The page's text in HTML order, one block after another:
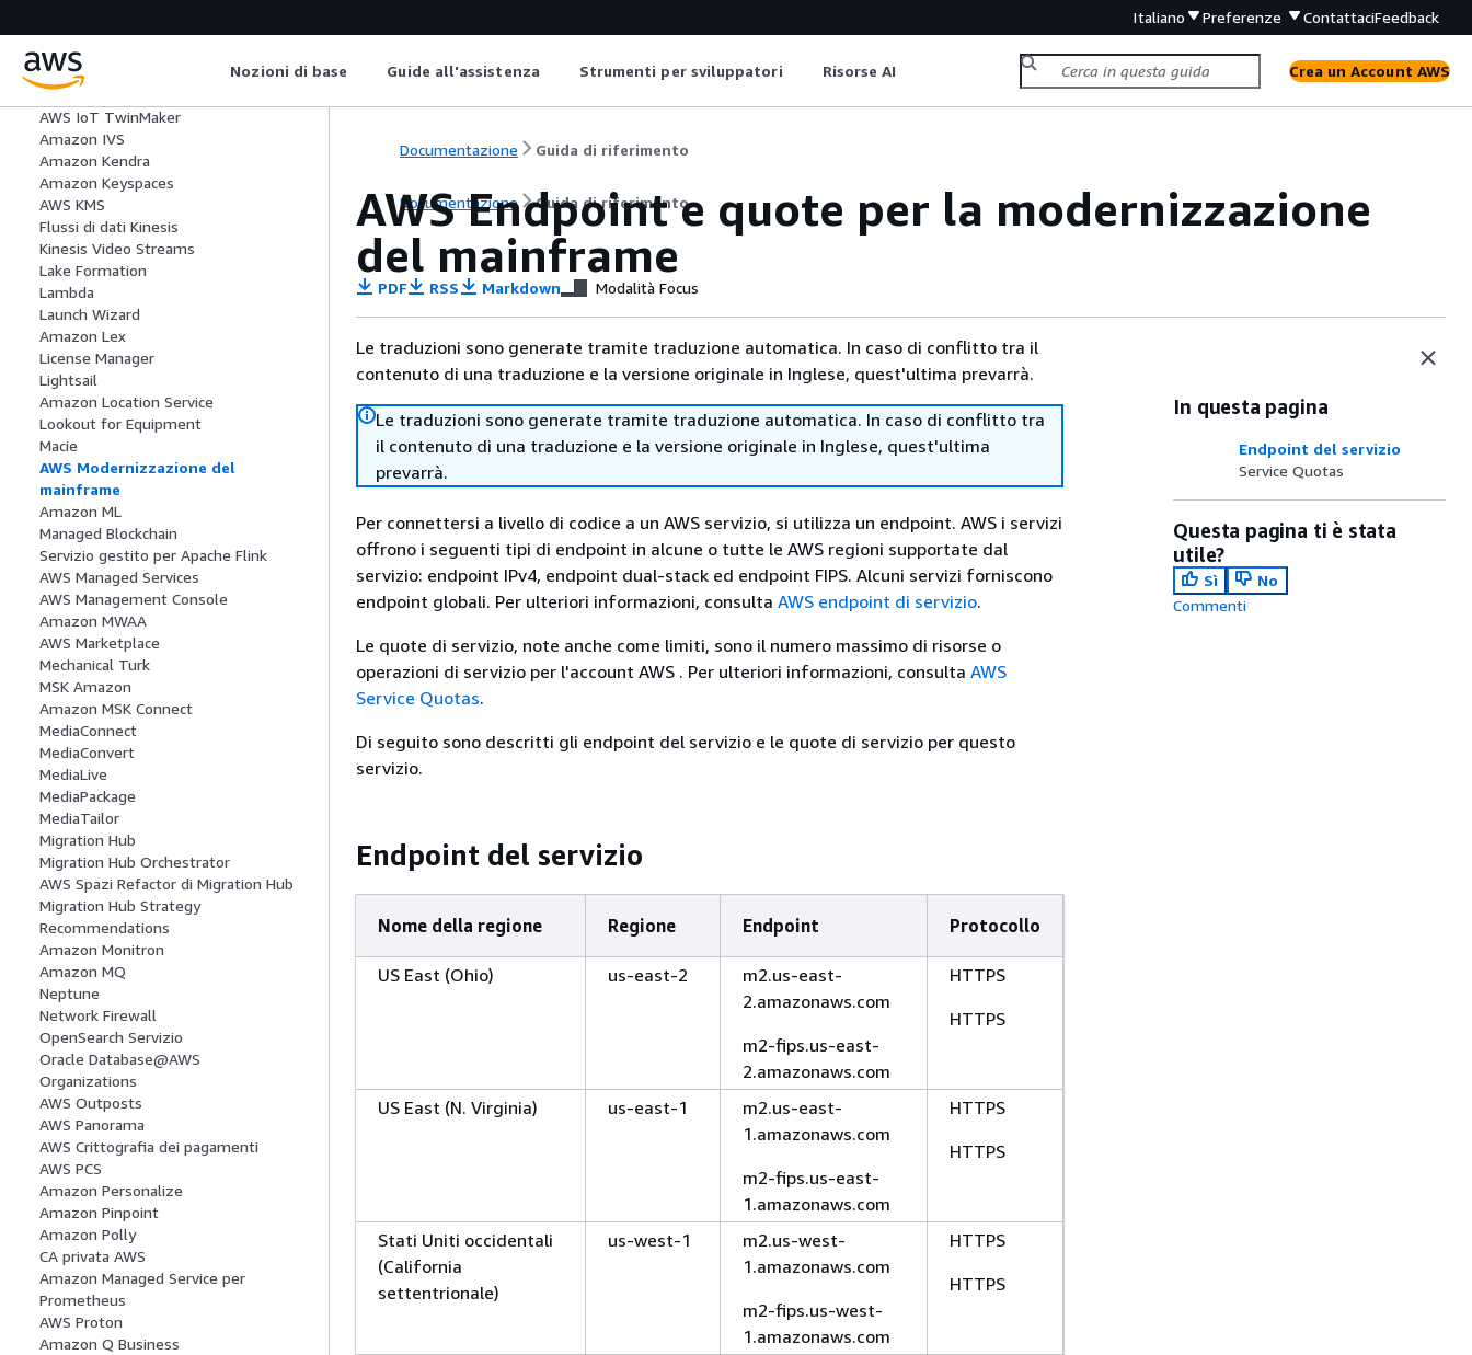
Italiano Preferenze ContattaciFeedback
Nozioni di base Guide all'assistenza Strumenti per sviluppatori Risorse AI Crea un Account AWS
AWS IoT Greengrass V1
AWS IoT Greengrass V2
AWS IoT SiteWise
AWS IoT TwinMaker
Amazon IVS
Amazon Kendra
Amazon Keyspaces
AWS KMS
Flussi di dati Kinesis
Kinesis Video Streams
Lake Formation
Lambda
Launch Wizard
Amazon Lex
License Manager
Lightsail
Amazon Location Service
Lookout for Equipment
Macie
AWS Modernizzazione del
mainframe
Amazon ML
Managed Blockchain
Servizio gestito per Apache Flink
AWS Managed Services
AWS Management Console
Amazon MWAA
AWS Marketplace
Mechanical Turk
MSK Amazon
Amazon MSK Connect
MediaConnect
MediaConvert
MediaLive
MediaPackage
MediaTailor
Migration Hub
Migration Hub Orchestrator
AWS Spazi Refactor di Migration Hub
Migration Hub Strategy
Recommendations
Amazon Monitron
Amazon MQ
Neptune
Network Firewall
OpenSearch Servizio
Oracle Database@AWS
Organizations
AWS Outposts
AWS Panorama
AWS Crittografia dei pagamenti
AWS PCS
Amazon Personalize
Amazon Pinpoint
Amazon Polly
CA privata AWS
Amazon Managed Service per
Prometheus
AWS Proton
Amazon Q Business
Documentazione Guida di riferimento
Documentazione Guida di riferimento
AWS Endpoint e quote per la modernizzazione
del mainframe
PDF RSS Markdown Modalità Focus
Le traduzioni sono generate tramite traduzione automatica. In caso di conflitto tra il
contenuto di una traduzione e la versione originale in Inglese, quest'ultima prevarrà.
Le traduzioni sono generate tramite traduzione automatica. In caso di conflitto tra
il contenuto di una traduzione e la versione originale in Inglese, quest'ultima
prevarrà.
Per connettersi a livello di codice a un AWS servizio, si utilizza un endpoint. AWS i servizi
offrono i seguenti tipi di endpoint in alcune o tutte le AWS regioni supportate dal
servizio: endpoint IPv4, endpoint dual-stack ed endpoint FIPS. Alcuni servizi forniscono
endpoint globali. Per ulteriori informazioni, consulta AWS endpoint di servizio.
Le quote di servizio, note anche come limiti, sono il numero massimo di risorse o
operazioni di servizio per l'account AWS . Per ulteriori informazioni, consulta AWS
Service Quotas.
Di seguito sono descritti gli endpoint del servizio e le quote di servizio per questo
servizio.
Endpoint del servizio
Nome della regione Regione Endpoint Protocollo
US East (Ohio) us-east-2
m2.us-east-
2.amazonaws.com
m2-fips.us-east-
2.amazonaws.com
HTTPS
HTTPS
US East (N. Virginia) us-east-1
m2.us-east-
1.amazonaws.com
m2-fips.us-east-
1.amazonaws.com
HTTPS
HTTPS
Stati Uniti occidentali
(California
settentrionale)
us-west-1
m2.us-west-
1.amazonaws.com
m2-fips.us-west-
1.amazonaws.com
HTTPS
HTTPS
In questa pagina
Endpoint del servizio
Service Quotas
Questa pagina ti è stata
utile?
Sì
No
Commenti